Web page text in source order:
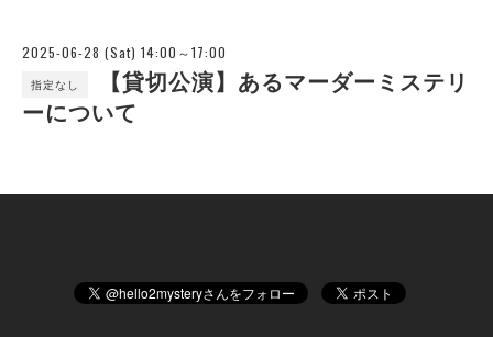
2025-06-28 (Sat) 14:00～17:00
指定なし
【貸切公演】あるマーダーミステリ
ーについて